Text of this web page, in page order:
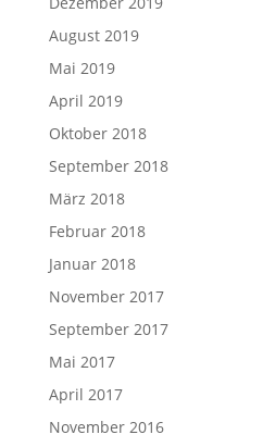
August 2019
Mai 2019
April 2019
Oktober 2018
September 2018
März 2018
Februar 2018
Januar 2018
November 2017
September 2017
Mai 2017
April 2017
November 2016